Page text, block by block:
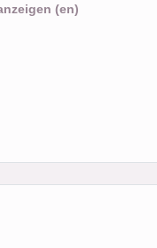
(en)